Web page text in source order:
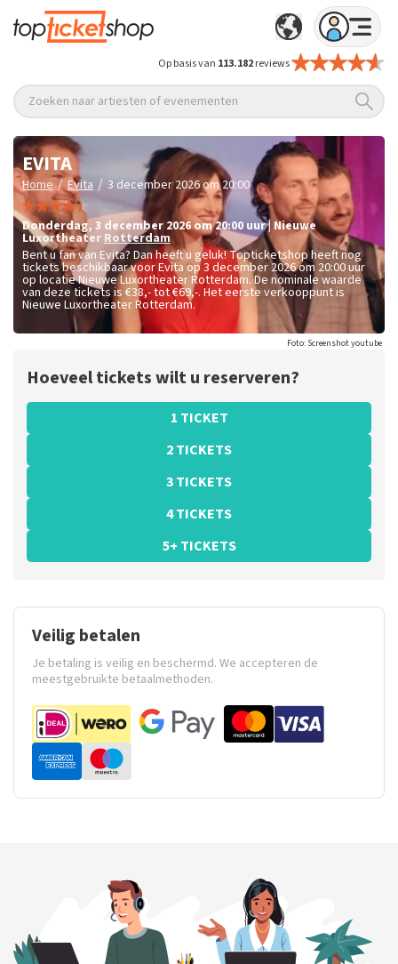
Op basis van 113.182reviews
Zoeken naar artiesten of evenementen
EVITA
Home / Evita / 3 december 2026 om 20:00
donderdag, 3 december 2026 om 20:00uur| Nieuwe
LuxortheaterRotterdam
Bent u fan van Evita? Dan heeft u geluk! Topticketshop heeft nog
tickets beschikbaar voor Evita op 3 december 2026 om 20:00 uur
op locatie Nieuwe Luxortheater Rotterdam. De nominale waarde
van deze tickets is €38,- tot €69,-. Het eerste verkooppunt is
Nieuwe Luxortheater Rotterdam.
Foto: Screenshot youtube
Hoeveel tickets wilt u reserveren?
1 TICKET
2 TICKETS
3 TICKETS
4 TICKETS
5+ TICKETS
Veilig betalen
Je betaling is veilig en beschermd. We accepteren de
meestgebruikte betaalmethoden.